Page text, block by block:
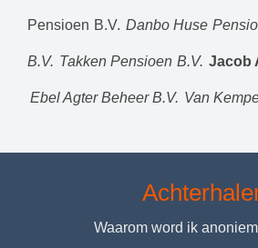
Pensioen B.V. Danbo Huse
B.V. Takken Pensioen B.V. Jacob
Ebel Agter Beheer B.V. Van
Waarom word ik